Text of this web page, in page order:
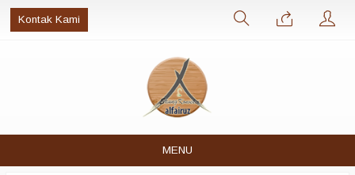
Kontak Kami
MENU